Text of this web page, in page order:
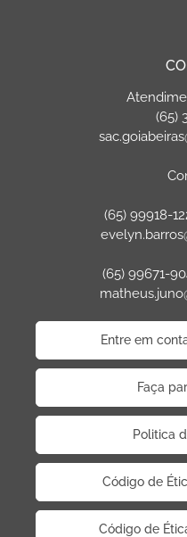
(65)
(65) 99918-
(65) 99671-
Entre em
Faça
Politica
Código de
Código de